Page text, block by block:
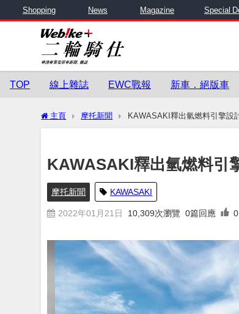
Shopping News Magazine Special
TOP 線上雜誌 EWC戰報 新車．絕版車
主頁 摩托新聞 KAWASAKI釋出氫燃料引擎設
KAWASAKI釋出氫燃料引
摩托新聞 KAWASAKI
2022年01月21日 10,309次瀏覽 0篇回應 0